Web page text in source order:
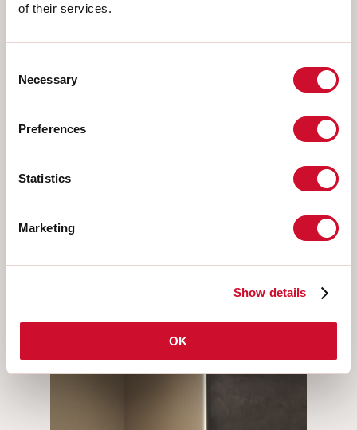
of their services.
Selection
Necessary
Preferences
Statistics
Marketing
Show details
OK